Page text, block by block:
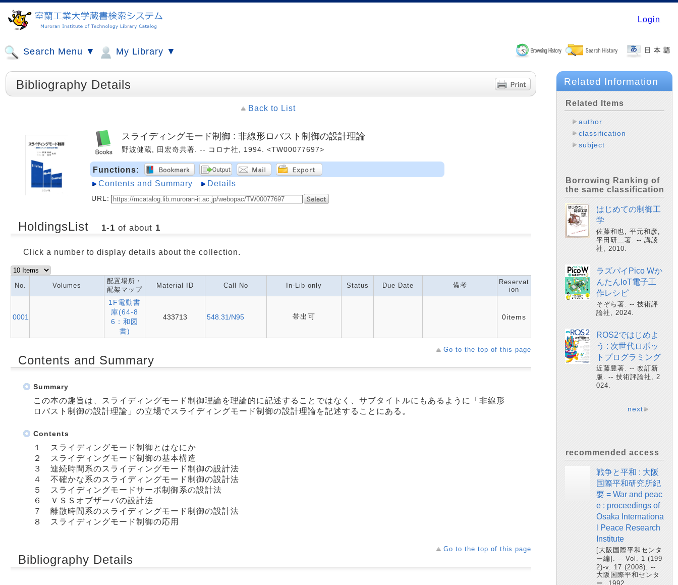
Login
Search Menu ▼ My Library ▼
Bibliography Details
Back to List
スライディングモード制御 : 非線形ロバスト制御の設計理論
野波健蔵, 田宏奇共著. -- コロナ社, 1994. <TW00077697>
Functions:
Contents and Summary
Details
URL:
HoldingsList 1-1 of about 1
Click a number to display details about the collection.
No. Volumes
配置場所・
配架マップ
Material ID Call No In-Lib only Status Due Date 備考
Reservat
ion
0001
1F電動書
庫(64-8
6：和図
書)
433713 548.31/N95 帯出可 0items
Go to the top of this page
Contents and Summary
Summary
この本の趣旨は、スライディングモード制御理論を理論的に記述することではなく、サブタイトルにもあるように「非線形
ロバスト制御の設計理論」の立場でスライディングモード制御の設計理論を記述することにある。
Contents
１ スライディングモード制御とはなにか
２ スライディングモード制御の基本構造
３ 連続時間系のスライディングモード制御の設計法
４ 不確かな系のスライディングモード制御の設計法
５ スライディングモードサーボ制御系の設計法
６ ＶＳＳオブザーバの設計法
７ 離散時間系のスライディングモード制御の設計法
８ スライディングモード制御の応用
Go to the top of this page
Bibliography Details
Related Information
Related Items
author
classification
subject
Borrowing Ranking of
the same classification
はじめての制御工
学
佐藤和也, 平元和彦,
平田研二著. -- 講談
社, 2010.
ラズパイPico Wか
んたんIoT電子工
作レシピ
そぞら著. -- 技術評
論社, 2024.
ROS2ではじめよ
う : 次世代ロボッ
トプログラミング
近藤豊著. -- 改訂新
版. -- 技術評論社, 2
024.
next
recommended access
戦争と平和 : 大阪
国際平和研究所紀
要 = War and peac
e : proceedings of
Osaka Internationa
l Peace Research
Institute
[大阪国際平和センタ
ー編]. -- Vol. 1 (199
2)-v. 17 (2008). --
大阪国際平和センタ
ー, 1992.